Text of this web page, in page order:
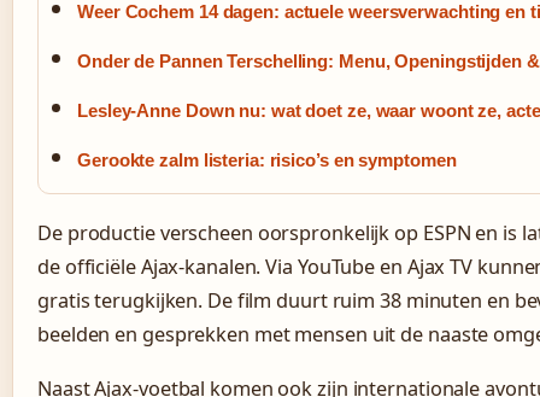
Weer Cochem 14 dagen: actuele weersverwachting en
Onder de Pannen Terschelling: Menu, Openingstijden
Lesley-Anne Down nu: wat doet ze, waar woont ze,
Gerookte zalm listeria: risico’s en symptomen
De productie verscheen oorspronkelijk op ESPN en is
de officiële Ajax-kanalen. Via YouTube en Ajax TV
gratis terugkijken. De film duurt ruim 38 minuten en
beelden en gesprekken met mensen uit de naaste
Naast Ajax-voetbal komen ook zijn internationale